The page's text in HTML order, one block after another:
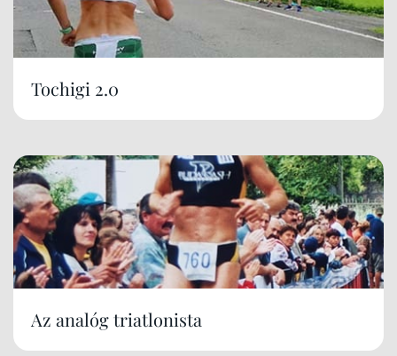
Tochigi 2.0
Az analóg triatlonista